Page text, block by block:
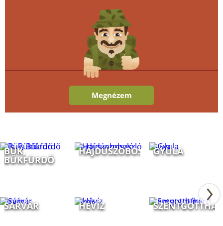
Megnézem
BÜK,
BÜKFÜRDŐ
Bük, Bükfürdő
SÁRVÁR
Sárvár
HAJDÚSZOBOSZLÓ
Hajdúszoboszló
HÉVÍZ
Hévíz
GYULA
Gyula
Szentgotthárd